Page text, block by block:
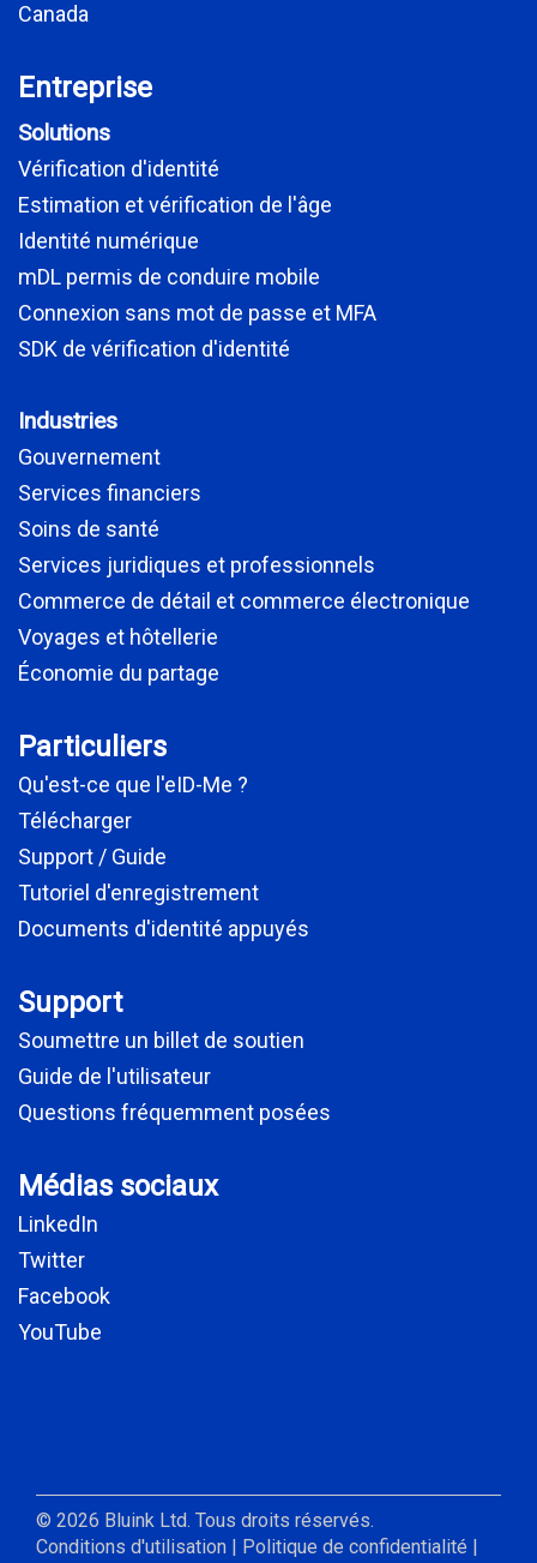
Canada
Entreprise
Solutions
Vérification d'identité
Estimation et vérification de l'âge
Identité numérique
mDL permis de conduire mobile
Connexion sans mot de passe et MFA
SDK de vérification d'identité
Industries
Gouvernement
Services financiers
Soins de santé
Services juridiques et professionnels
Commerce de détail et commerce électronique
Voyages et hôtellerie
Économie du partage
Particuliers
Qu'est-ce que l'eID-Me ?
Télécharger
Support / Guide
Tutoriel d'enregistrement
Documents d'identité appuyés
Support
Soumettre un billet de soutien
Guide de l'utilisateur
Questions fréquemment posées
Médias sociaux
LinkedIn
Twitter
Facebook
YouTube
© 2026 Bluink Ltd. Tous droits réservés.
Conditions d'utilisation | Politique de confidentialité |